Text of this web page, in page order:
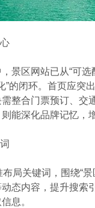
区网站已从“可选
”的闭环。首页应
整合门票预订、
能深化品牌记忆，
局关键词，围绕“景
态内容，提升搜
息。